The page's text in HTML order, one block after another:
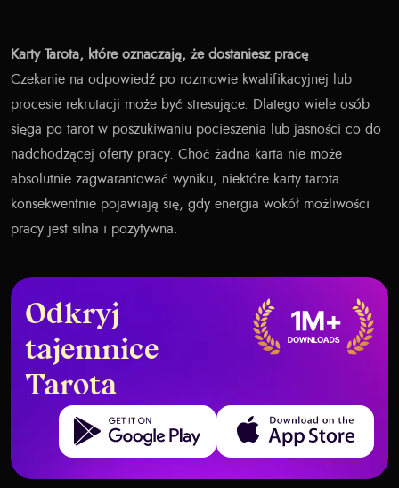
Karty Tarota, które oznaczają, że dostaniesz pracę
Czekanie na odpowiedź po rozmowie kwalifikacyjnej lub
procesie rekrutacji może być stresujące. Dlatego wiele osób
sięga po tarot w poszukiwaniu pocieszenia lub jasności co do
nadchodzącej oferty pracy. Choć żadna karta nie może
absolutnie zagwarantować wyniku, niektóre karty tarota
konsekwentnie pojawiają się, gdy energia wokół możliwości
pracy jest silna i pozytywna.
Odkryj
tajemnice
Tarota
Get it on Google Play Download on the App Store